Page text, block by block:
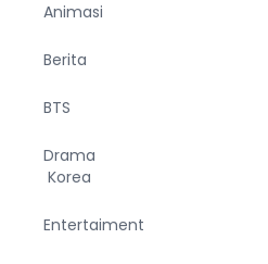
Animasi
Berita
BTS
Drama
Korea
Entertaiment